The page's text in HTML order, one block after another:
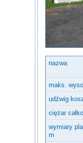
nazwa
maks.
udźwig
ciężar
wymiary
m